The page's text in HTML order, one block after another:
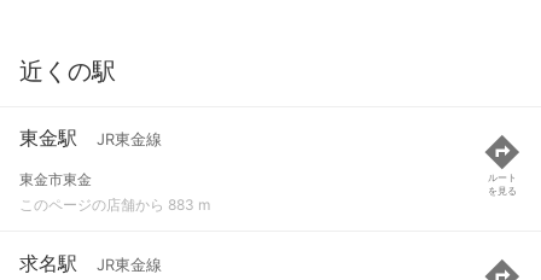
近くの駅
東金駅 JR東金線
東金市東金
このページの店舗から 883 m
ルート
を見る
求名駅 JR東金線